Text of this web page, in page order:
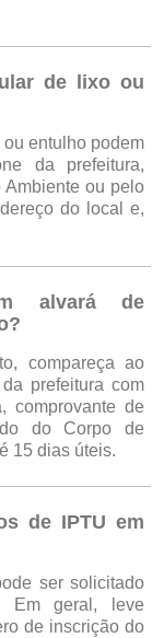
de lixo ou
entulho podem
da prefeitura,
Ambiente ou pelo
do local e,
alvará de
compareça ao
prefeitura com
comprovante de
do Corpo de
15 dias úteis.
de IPTU em
ser solicitado
Em geral, leve
de inscrição do